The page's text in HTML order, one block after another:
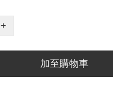
+
加至購物車